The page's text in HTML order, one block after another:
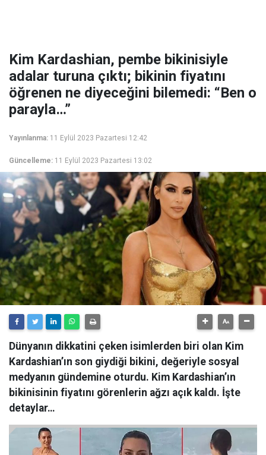
Kim Kardashian, pembe bikinisiyle
adalar turuna çıktı; bikinin fiyatını
öğrenen ne diyeceğini bilemedi: “Ben o
parayla…”
Yayınlanma: 11 Eylül 2023 Pazartesi 12:42
Güncelleme: 11 Eylül 2023 Pazartesi 13:02
Dünyanın dikkatini çeken isimlerden biri olan Kim
Kardashian’ın son giydiği bikini, değeriyle sosyal
medyanın gündemine oturdu. Kim Kardashian’ın
bikinisinin fiyatını görenlerin ağzı açık kaldı. İşte
detaylar…